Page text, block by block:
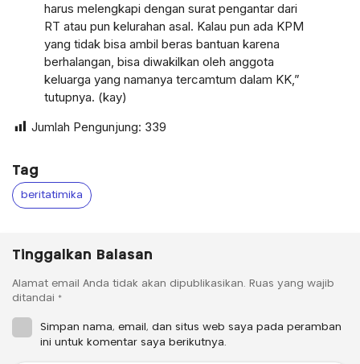
harus melengkapi dengan surat pengantar dari
RT atau pun kelurahan asal. Kalau pun ada KPM
yang tidak bisa ambil beras bantuan karena
berhalangan, bisa diwakilkan oleh anggota
keluarga yang namanya tercamtum dalam KK,”
tutupnya. (kay)
Jumlah Pengunjung: 339
Tag
beritatimika
Tinggalkan Balasan
Alamat email Anda tidak akan dipublikasikan. Ruas yang wajib
ditandai *
Simpan nama, email, dan situs web saya pada peramban
ini untuk komentar saya berikutnya.